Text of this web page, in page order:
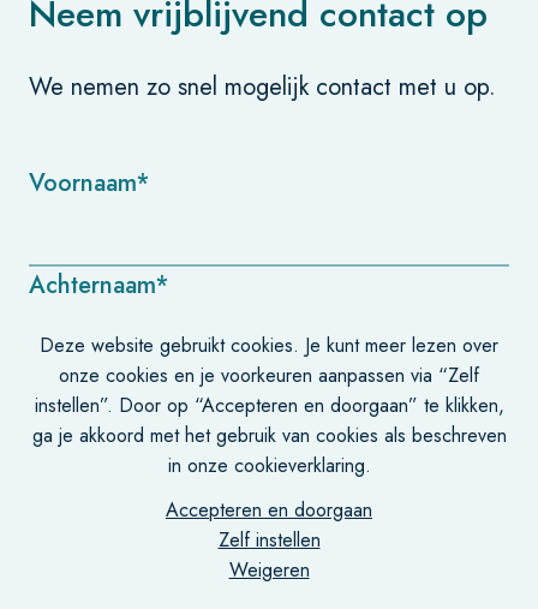
Deze website gebruikt cookies. Je kunt meer lezen over
onze cookies en je voorkeuren aanpassen via “Zelf
instellen”. Door op “Accepteren en doorgaan” te klikken,
ga je akkoord met het gebruik van cookies als beschreven
in onze cookieverklaring.
Accepteren en doorgaan
Zelf instellen
Weigeren
Neem vrijblijvend contact op
We nemen zo snel mogelijk contact met u op.
Voornaam*
Achternaam*
E-mailadres*